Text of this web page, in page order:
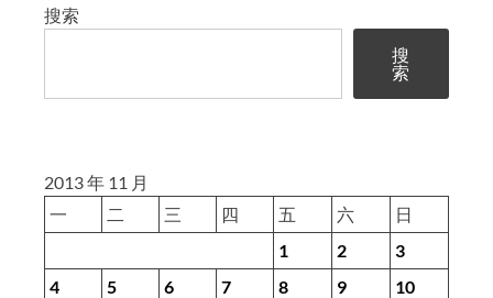
键
搜索
搜
索
2013 年 11 月
一
二 三 四 五 六
日
1
2
3
4
5 6 7 8 9
10